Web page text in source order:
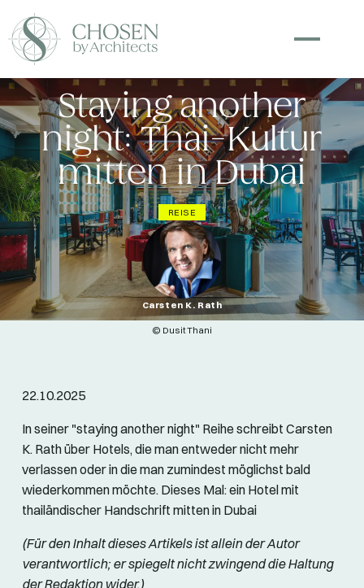
Staying another
night: Thai-Kultur
mitten in Dubai
REISE
Carsten K. Rath
© Dusit Thani
22.10.2025
In seiner "staying another night" Reihe schreibt Carsten
K. Rath über Hotels, die man entweder nicht mehr
verlassen oder in die man zumindest möglichst bald
wiederkommen möchte. Dieses Mal: ein Hotel mit
thailändischer Handschrift mitten in Dubai
(Für den Inhalt dieses Artikels ist allein der Autor
verantwortlich; er spiegelt nicht zwingend die Haltung
der Redaktion wider.)